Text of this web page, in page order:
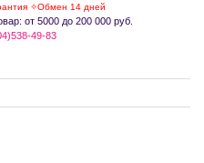
✧Обмен 14 дней
от 5000 до 200 000 руб.
49-83